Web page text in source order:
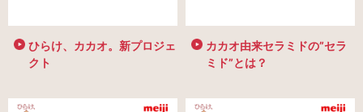
ひらけ、カカオ。新プロジェ
クト
カカオ由来セラミドの”セラ
ミド”とは？